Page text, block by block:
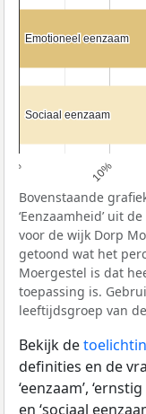
0% 10%
Emotioneel eenzaam
Emotioneel eenzaam
Sociaal eenzaam
Sociaal eenzaam
Bovenstaande
‘Eenzaamheid’ uit
voor de wijk Dorp
getoond wat het
Moergestel is dat
toepassing is.
leeftijdsgroep van
Bekijk de
definities en de
‘eenzaam’,
en ‘sociaal